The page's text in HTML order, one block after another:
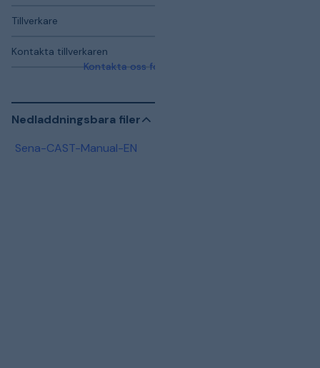
Tillverkare
Kontakta tillverkaren
Kontakta oss för mer information
Nedladdningsbara filer
Sena-CAST-Manual-EN